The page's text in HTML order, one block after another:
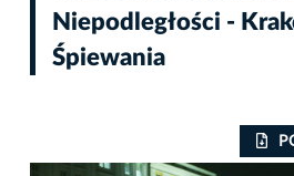
Niepodległości -
Śpiewania